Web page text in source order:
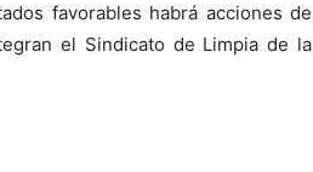
favorables habrá acciones de
el Sindicato de Limpia de la